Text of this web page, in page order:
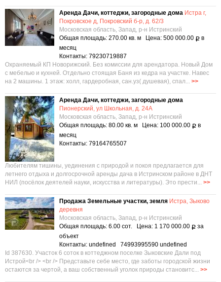
Аренда Дачи, коттеджи, загородные дома Истра г,
Покровское д, Покровский б-р, д. 62/3
Московская область, Запад, р-н Истринский
Общая площадь: 270.00 кв. м Цена: 500 000.00 Р в
месяц
Контакты: 79230719887
Охраняемый КП Новорижский. Без комиссии для арендатора. Новый Дом
с мебелью и кухней. Отдельно стоящая Баня из кедра на участке. Навес
на 2 машины. 1 этаж: холл, гардеробная, сан.уз( душевая), спал... >>
Аренда Дачи, коттеджи, загородные дома
Пионерский, ул Школьная, д. 24А
Московская область, Запад, р-н Истринский
Общая площадь: 80.00 кв. м Цена: 100 000.00 Р в
месяц
Контакты: 79164765507
Любителям тишины, уединения с природой и покоя предлагается для
летнего отдыха и долгосрочной аренды дача в Истринском районе в ДНТ
НИЛ (посёлок деятелей науки, искусства и литературы). Это прести... >>
Продажа Земельные участки, земля Истра, Зыково
деревня
Московская область, Запад, р-н Истринский
Общая площадь: 6.00 сот. Цена: 1 170 000.00 Р за
объект
Контакты: undefined 74993995590 undefined
Id 387630. Участок 6 соток в коттеджном поселке Зыковские Дали под
Истрой<br /> <br /> Представьте себе место, где заботы городской жизни
остаются за чертой, а ваш собственный уголок природы становитс... >>